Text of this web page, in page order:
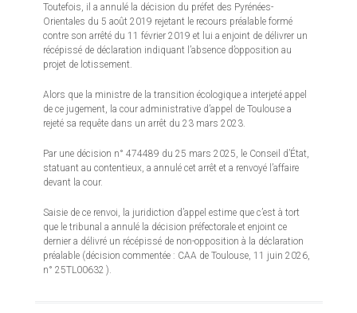
Toutefois, il a annulé la décision du préfet des Pyrénées-
Orientales du 5 août 2019 rejetant le recours préalable formé
contre son arrêté du 11 février 2019 et lui a enjoint de délivrer un
récépissé de déclaration indiquant l’absence d’opposition au
projet de lotissement.
Alors que la ministre de la transition écologique a interjeté appel
de ce jugement, la cour administrative d’appel de Toulouse a
rejeté sa requête dans un arrêt du 23 mars 2023.
Par une décision n° 474489 du 25 mars 2025, le Conseil d’État,
statuant au contentieux, a annulé cet arrêt et a renvoyé l’affaire
devant la cour.
Saisie de ce renvoi, la juridiction d’appel estime que c’est à tort
que le tribunal a annulé la décision préfectorale et enjoint ce
dernier a délivré un récépissé de non-opposition à la déclaration
préalable (décision commentée : CAA de Toulouse, 11 juin 2026,
n° 25TL00632 ).